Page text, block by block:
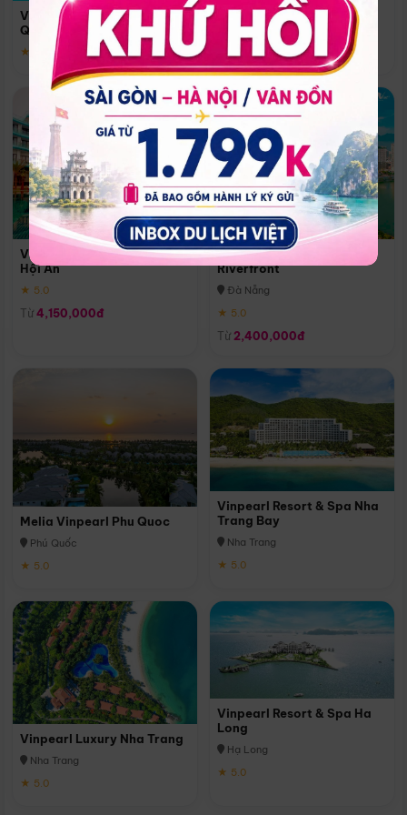
Vinpearl Resort & Spa Phu
Quoc
★ 5.0
Quoc
Phú Quốc
★ 5.0
Vinpearl Resort & Golf Nam
Hội An
★ 5.0
Từ 4,150,000đ
Melia Vinpearl Danang
Riverfront
Đà Nẵng
★ 5.0
Từ 2,400,000đ
Melia Vinpearl Phu Quoc
Phú Quốc
★ 5.0
Vinpearl Resort & Spa Nha
Trang Bay
Nha Trang
★ 5.0
Vinpearl Luxury Nha Trang
Nha Trang
★ 5.0
Vinpearl Resort & Spa Ha
Long
Hạ Long
★ 5.0